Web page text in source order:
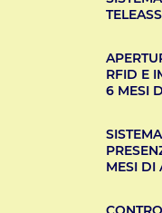
RFID E
6 MESI
MESI DI